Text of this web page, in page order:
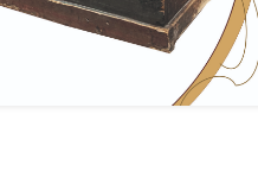
коллекции
дом А.М. Тюрюмина
мероприятия